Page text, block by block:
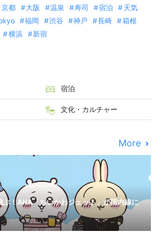
京都 大阪 温泉 寿司 宿泊
天気
福岡 渋谷 神戸 長崎
箱根
横浜 新宿
宿泊
文化・カルチャー
More
ぶ！ANA「ちいかわジェット」が国内線に